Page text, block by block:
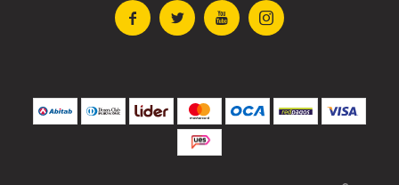
   